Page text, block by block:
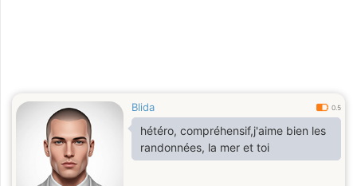
Blida 0.5
hétéro, compréhensif,j'aime bien les
randonnées, la mer et toi